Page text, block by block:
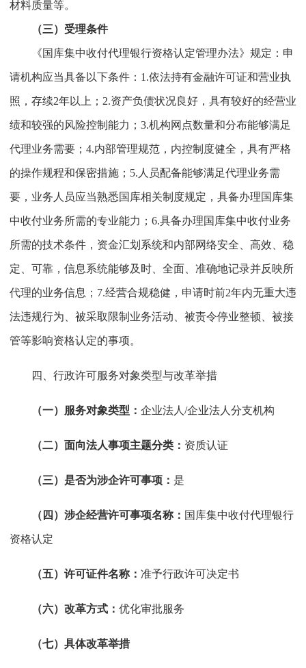
材料质量等。
（三）受理条件
《国库集中收付代理银行资格认定管理办法》规定：申
请机构应当具备以下条件：1.依法持有金融许可证和营业执
照，存续2年以上；2.资产负债状况良好，具有较好的经营业
绩和较强的风险控制能力；3.机构网点数量和分布能够满足
代理业务需要；4.内部管理规范，内控制度健全，具有严格
的操作规程和保密措施；5.人员配备能够满足代理业务需
要，业务人员应当熟悉国库相关制度规定，具备办理国库集
中收付业务所需的专业能力；6.具备办理国库集中收付业务
所需的技术条件，资金汇划系统和内部网络安全、高效、稳
定、可靠，信息系统能够及时、全面、准确地记录并反映所
代理的业务信息；7.经营合规稳健，申请时前2年内无重大违
法违规行为、被采取限制业务活动、被责令停业整顿、被接
管等影响资格认定的事项。
四、行政许可服务对象类型与改革举措
（一）服务对象类型： 企业法人/企业法人分支机构
（二）面向法人事项主题分类： 资质认证
（三）是否为涉企许可事项： 是
（四）涉企经营许可事项名称： 国库集中收付代理银行
资格认定
（五）许可证件名称： 准予行政许可决定书
（六）改革方式： 优化审批服务
（七）具体改革举措